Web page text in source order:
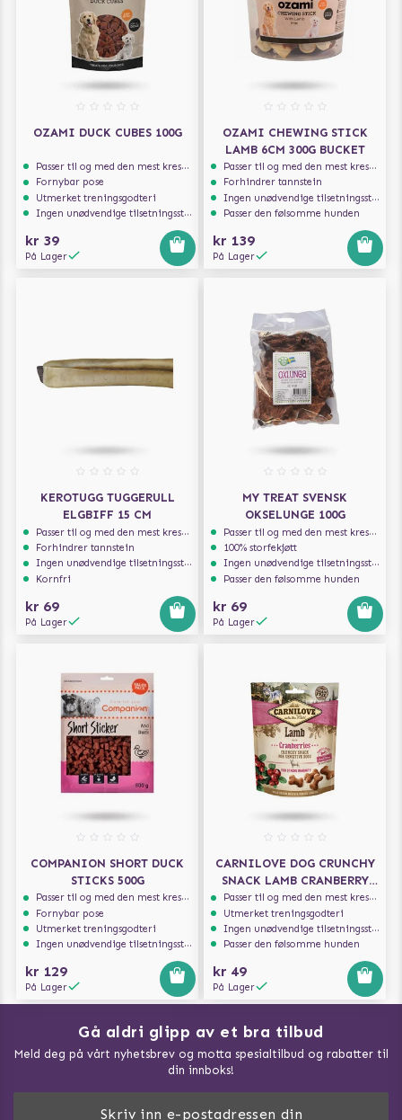
OZAMI DUCK CUBES 100G
Passer til og med den mest kresne hunden
Fornybar pose
Utmerket treningsgodteri
Ingen unødvendige tilsetningsstoffer
kr 39
På Lager
OZAMI CHEWING STICK
LAMB 6CM 300G BUCKET
Passer til og med den mest kresne hunden
Forhindrer tannstein
Ingen unødvendige tilsetningsstoffer
Passer den følsomme hunden
kr 139
På Lager
KEROTUGG TUGGERULL
ELGBIFF 15 CM
Passer til og med den mest kresne hunden
Forhindrer tannstein
Ingen unødvendige tilsetningsstoffer
Kornfri
kr 69
På Lager
MY TREAT SVENSK
OKSELUNGE 100G
Passer til og med den mest kresne hunden
100% storfekjøtt
Ingen unødvendige tilsetningsstoffer
Passer den følsomme hunden
kr 69
På Lager
COMPANION SHORT DUCK
STICKS 500G
Passer til og med den mest kresne hunden
Fornybar pose
Utmerket treningsgodteri
Ingen unødvendige tilsetningsstoffer
kr 129
På Lager
CARNILOVE DOG CRUNCHY
SNACK LAMB CRANBERRY
200G
Passer til og med den mest kresne hunden
Utmerket treningsgodteri
Ingen unødvendige tilsetningsstoffer
Passer den følsomme hunden
kr 49
På Lager
Gå aldri glipp av et bra tilbud
Meld deg på vårt nyhetsbrev og motta spesialtilbud og rabatter til
din innboks!